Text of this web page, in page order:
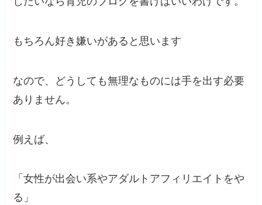
もちろん好き嫌いがあると思います
なので、どうしても無理なものには手を出す必要
ありません。
例えば、
「女性が出会い系やアダルトアフィリエイトをや
る」